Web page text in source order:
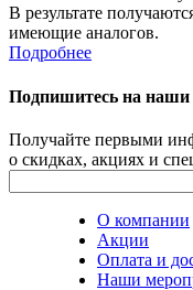
В результате
имеющие аналогов.
Подробнее
Подпишитесь на наши
Получайте первыми
о скидках, акциях и
О компании
Акции
Оплата и
Наши